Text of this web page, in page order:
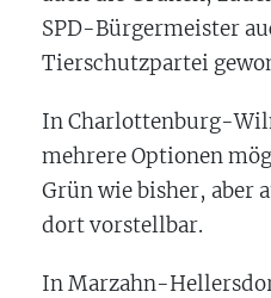
SPD-Bürgermeister
Tierschutzpartei
In Charlottenburg-
mehrere Optionen
Grün wie bisher, aber
dort vorstellbar.
In Marzahn-